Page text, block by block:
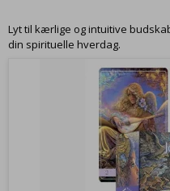
Lyt til kærlige og intuitive
din spirituelle hverdag.